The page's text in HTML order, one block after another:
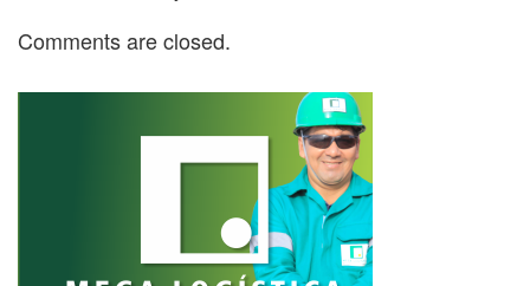
Comments are closed.